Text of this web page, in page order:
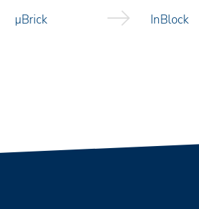
µBrick InBlock